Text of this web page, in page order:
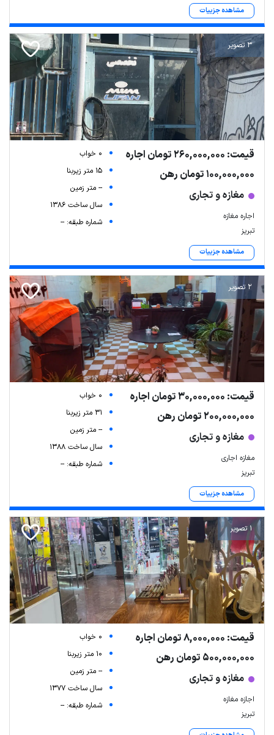
مشاهده جزییات
3 تصویر
قیمت: 260,000,000 تومان اجاره
100,000,000 تومان رهن
مغازه و تجاری
اجاره مغازه
تبریز
مشاهده جزییات
0 خواب
15 متر زیربنا
-- متر زمین
سال ساخت 1386
شماره طبقه: --
2 تصویر
قیمت: 30,000,000 تومان اجاره
200,000,000 تومان رهن
مغازه و تجاری
مغازه اجاری
تبریز
مشاهده جزییات
0 خواب
31 متر زیربنا
-- متر زمین
سال ساخت 1388
شماره طبقه: --
1 تصویر
قیمت: 8,000,000 تومان اجاره
500,000,000 تومان رهن
مغازه و تجاری
اجازه مغازه
تبریز
0 خواب
10 متر زیربنا
-- متر زمین
سال ساخت 1377
شماره طبقه: --